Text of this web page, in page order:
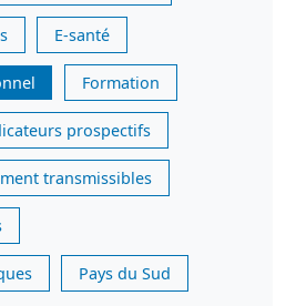
E-santé
Formation
prospectifs
transmissibles
Pays du Sud